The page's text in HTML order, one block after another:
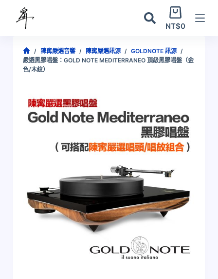
購
物
NT$0
首
頁
/ 陳寗嚴選音響 / 陳寗嚴選訊源 / GOLDNOTE 訊源 /
嚴選黑膠唱盤：GOLD NOTE MEDITERRANEO 頂級黑膠唱盤（金
色/木紋）